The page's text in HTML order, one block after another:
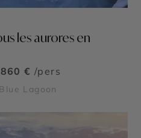
les aurores en
€ /pers
Lagoon